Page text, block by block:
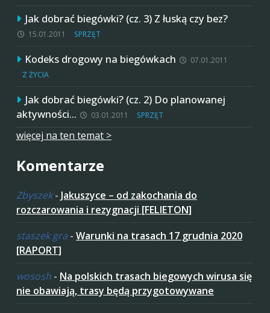
Jak dobrać biegówki? (cz. 3) Z łuską czy bez?
15.01.2011 SPRZĘT
Kodeks drogowy na biegówkach
07.01.2011
Z ŻYCIA
Jak dobrać biegówki? (cz. 2) Do planowanej
aktywności…
03.01.2011 SPRZĘT
więcej na ten temat >
Komentarze
Zbyszek- Jakuszyce – od zakochania do
rozczarowania i rezygnacji [FELIETON]
staszek gra - Warunki na trasach 17 grudnia 2020
[RAPORT]
wososh - Na polskich trasach biegowych wirusa się
nie obawiają, trasy będą przygotowywane